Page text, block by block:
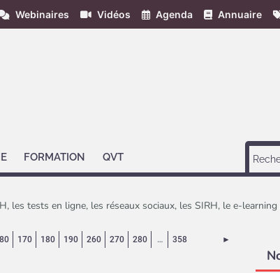
Webinaires Vidéos Agenda Annuaire
FORMATION QVT
les tests en ligne, les réseaux sociaux, les SIRH, le e-learning
80 170 180 190 260 270 280 … 358 ►